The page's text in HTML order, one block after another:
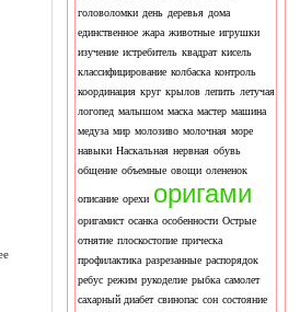
головоломки день деревья дома
единственное жара животные игрушки
изучение истребитель квадрат кисель
классифицирование колбаска контроль
координация круг крылов лепить летучая
логопед малышом маска мастер машина
медуза мир молозиво молочная море
навыки Наскальная нервная обувь
общение объемные овощи олененок
описание орехи оригами
оригамист осанка особенности Острые
отнятие плоскостопие прическа
профилактика разрезанные распорядок
ребус режим рукоделие рыбка самолет
сахарный диабет свинопас сон состояние